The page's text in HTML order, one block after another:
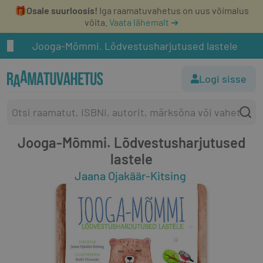
🎁Osale suurloosis! Iga raamatuvahetus on uus võimalus
võita. Vaata lähemalt ➔
Jooga-Mõmmi. Lõdvestusharjutused lastele
Logi sisse
Jooga-Mõmmi. Lõdvestusharjutused
lastele
Jaana Ojakäär-Kitsing